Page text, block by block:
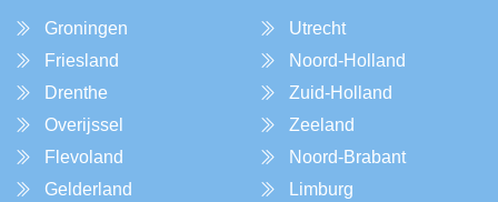
Groningen
Friesland
Drenthe
Overijssel
Flevoland
Gelderland
Utrecht
Noord-Holland
Zuid-Holland
Zeeland
Noord-Brabant
Limburg